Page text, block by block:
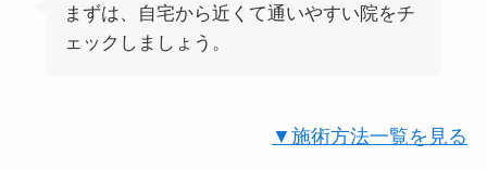
まずは、自宅から近くて通いやすい院をチ
ェックしましょう。
▼施術方法一覧を見る